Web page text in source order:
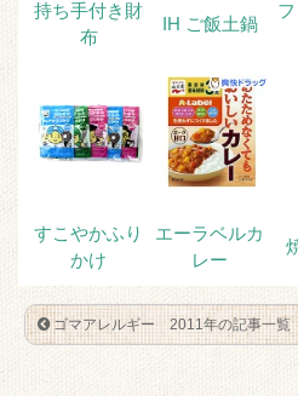
持ち手付き財
布
IH ご飯土鍋
すこやかふり
かけ
エーラベルカ
レー
ゴマアレルギー 2011年の記事一覧